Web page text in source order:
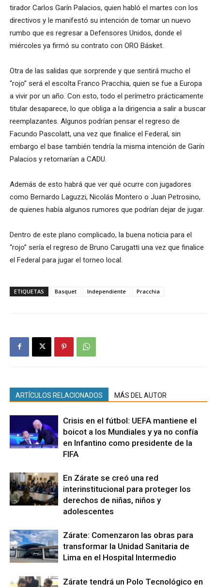
tirador Carlos Garín Palacios, quien habló el martes con los
directivos y le manifestó su intención de tomar un nuevo
rumbo que es regresar a Defensores Unidos, donde el
miércoles ya firmó su contrato con ORO Básket.
Otra de las salidas que sorprende y que sentirá mucho el
“rojo” será el escolta Franco Pracchia, quien se fue a Europa
a vivir por un año. Con esto, todo el perímetro prácticamente
titular desaparece, lo que obliga a la dirigencia a salir a buscar
reemplazantes. Algunos podrían pensar el regreso de
Facundo Pascolatt, una vez que finalice el Federal, sin
embargo el base también tendría la misma intención de Garín
Palacios y retornarían a CADU.
Además de esto habrá que ver qué ocurre con jugadores
como Bernardo Laguzzi, Nicolás Montero o Juan Petrosino,
de quienes había algunos rumores que podrían dejar de jugar.
Dentro de este plano complicado, la buena noticia para el
“rojo” sería el regreso de Bruno Carugatti una vez que finalice
el Federal para jugar el torneo local.
ETIQUETAS Basquet Independiente Pracchia
ARTÍCULOS RELACIONADOS MÁS DEL AUTOR
Crisis en el fútbol: UEFA mantiene el
boicot a los Mundiales y ya no confía
en Infantino como presidente de la
FIFA
En Zárate se creó una red
interinstitucional para proteger los
derechos de niñas, niños y
adolescentes
Zárate: Comenzaron las obras para
transformar la Unidad Sanitaria de
Lima en el Hospital Intermedio
Zárate tendrá un Polo Tecnológico en